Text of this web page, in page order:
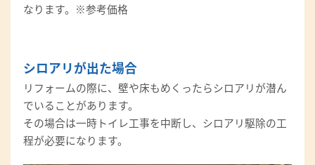
なります。※参考価格
シロアリが出た場合
リフォームの際に、壁や床もめくったらシロアリが潜ん
でいることがあります。
その場合は一時トイレ工事を中断し、シロアリ駆除の工
程が必要になります。